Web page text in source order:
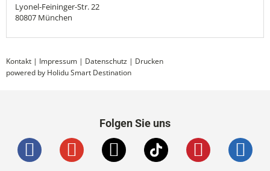
Lyonel-Feininger-Str. 22
80807 München
Kontakt | Impressum | Datenschutz | Drucken
powered by Holidu Smart Destination
Folgen Sie uns